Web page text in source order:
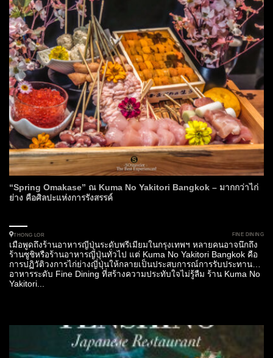
“Spring Omakase” ณ Kuma No Yakitori Bangkok – มากกว่าไก่
ย่าง คือศิลปะแห่งการรังสรรค์
THONG LOR FINE DINING
เมื่อพูดถึงร้านอาหารญี่ปุ่นระดับพรีเมียมในกรุงเทพฯ หลายคนอาจนึกถึง
ร้านซูชิหรือร้านอาหารญี่ปุ่นทั่วไป แต่ Kuma No Yakitori Bangkok คือ
การปฏิวัติวงการไก่ย่างญี่ปุ่นให้กลายเป็นประสบการณ์การรับประทาน
อาหารระดับ Fine Dining ที่สร้างความประทับใจไม่รู้ลืม ร้าน Kuma No
Yakitori...